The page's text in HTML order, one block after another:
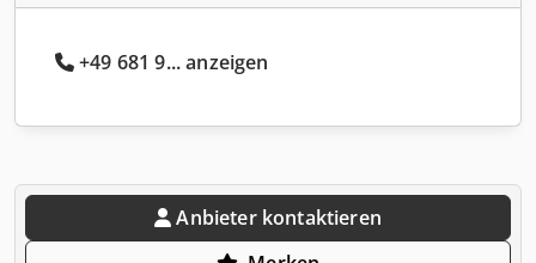
+49 681 9... anzeigen
Anbieter kontaktieren